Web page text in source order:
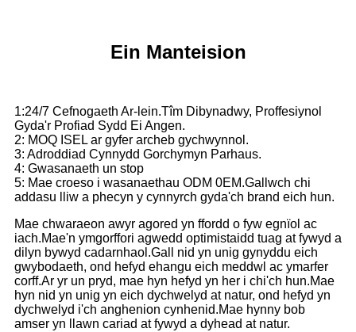
Ein Manteision
1:24/7 Cefnogaeth Ar-lein.Tîm Dibynadwy, Proffesiynol
Gyda'r Profiad Sydd Ei Angen.
2: MOQ ISEL ar gyfer archeb gychwynnol.
3: Adroddiad Cynnydd Gorchymyn Parhaus.
4: Gwasanaeth un stop
5: Mae croeso i wasanaethau ODM 0EM.Gallwch chi
addasu lliw a phecyn y cynnyrch gyda'ch brand eich hun.
Mae chwaraeon awyr agored yn ffordd o fyw egnïol ac
iach.Mae'n ymgorffori agwedd optimistaidd tuag at fywyd a
dilyn bywyd cadarnhaol.Gall nid yn unig gynyddu eich
gwybodaeth, ond hefyd ehangu eich meddwl ac ymarfer
corff.Ar yr un pryd, mae hyn hefyd yn her i chi'ch hun.Mae
hyn nid yn unig yn eich dychwelyd at natur, ond hefyd yn
dychwelyd i'ch anghenion cynhenid.Mae hynny bob
amser yn llawn cariad at fywyd a dyhead at natur.